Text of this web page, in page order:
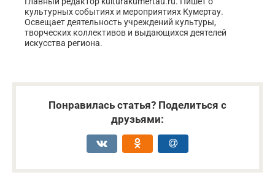
культурных событиях и мероприятиях Кумертау.
Освещает деятельность учреждений культуры,
творческих коллективов и выдающихся деятелей
искусства региона.
Понравилась статья? Поделиться с
друзьями: